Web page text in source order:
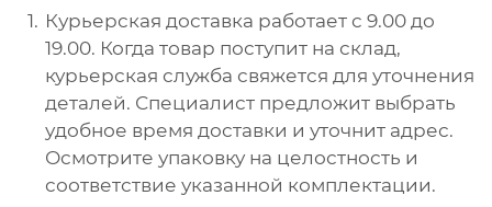
Курьерская доставка работает с 9.00 до
19.00. Когда товар поступит на склад,
курьерская служба свяжется для уточнения
деталей. Специалист предложит выбрать
удобное время доставки и уточнит адрес.
Осмотрите упаковку на целостность и
соответствие указанной комплектации.